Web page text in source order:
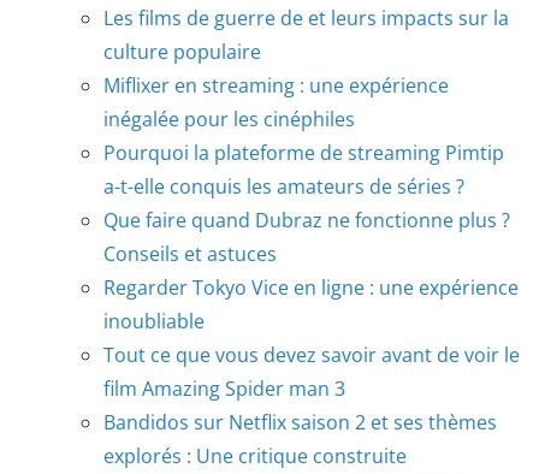
Les films de guerre de et leurs impacts sur la
culture populaire
Miflixer en streaming : une expérience
inégalée pour les cinéphiles
Pourquoi la plateforme de streaming Pimtip
a-t-elle conquis les amateurs de séries ?
Que faire quand Dubraz ne fonctionne plus ?
Conseils et astuces
Regarder Tokyo Vice en ligne : une expérience
inoubliable
Tout ce que vous devez savoir avant de voir le
film Amazing Spider man 3
Bandidos sur Netflix saison 2 et ses thèmes
explorés : Une critique construite